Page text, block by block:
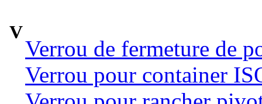
V
Verrou de fermeture de
Verrou pour container